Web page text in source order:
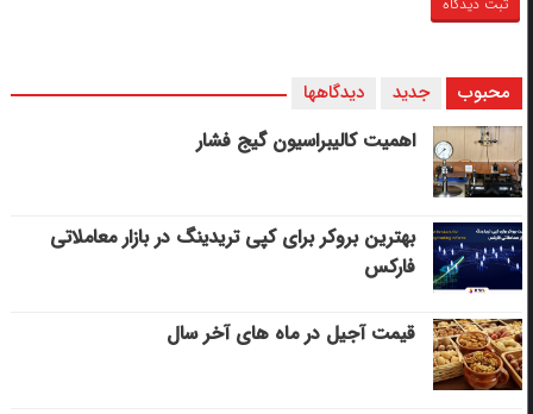
محبوب جدید دیدگاهها
اهمیت کالیبراسیون گیج فشار
بهترین بروکر برای کپی‌ تریدینگ در بازار معاملاتی
فارکس
قیمت آجیل در ماه های آخر سال